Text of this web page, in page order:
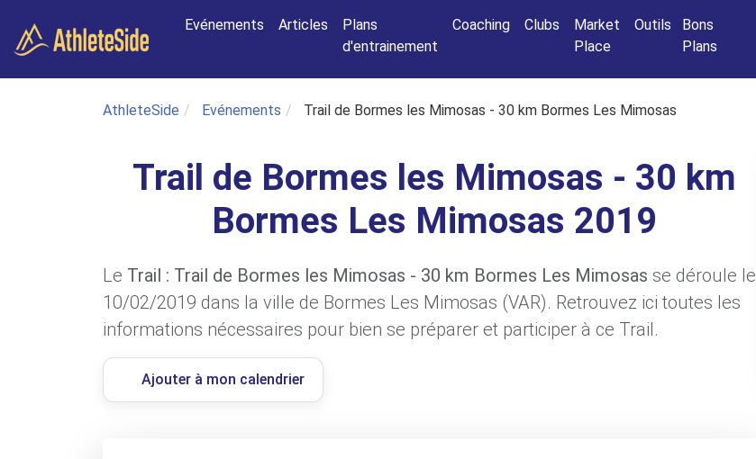
Evénements
Articles
Plans
d'entrainement
Coaching Clubs
Market
Place
Outils
Bons
Plans
AthleteSide Evénements Trail de Bormes les Mimosas - 30 km Bormes Les Mimosas
Trail de Bormes les Mimosas - 30 km
Bormes Les Mimosas 2019
Le Trail : Trail de Bormes les Mimosas - 30 km Bormes Les Mimosas se déroule le
10/02/2019 dans la ville de Bormes Les Mimosas (VAR). Retrouvez ici toutes les
informations nécessaires pour bien se préparer et participer à ce Trail.
Ajouter à mon calendrier